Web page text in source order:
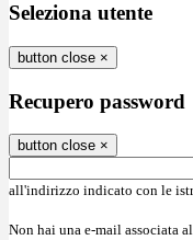
Seleziona utente
button close ×
Recupero password
button close ×
all'indirizzo indicato con le
Non hai una e-mail associata